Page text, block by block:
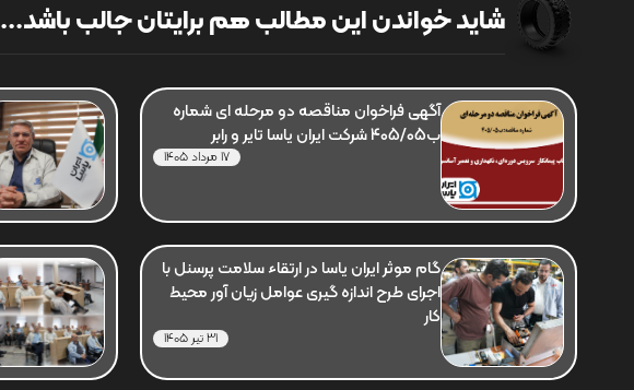
شاید خواندن این مطالب هم برایتان جالب باشد...
آگهی فراخوان مناقصه دو مرحله ای شماره
ب405/05 شرکت ایران یاسا تایر و رابر
17 مرداد 1405
گام موثر ایران یاسا در ارتقاء سلامت پرسنل با
اجرای طرح اندازه گیری عوامل زیان آور محیط
کار
31 تیر 1405